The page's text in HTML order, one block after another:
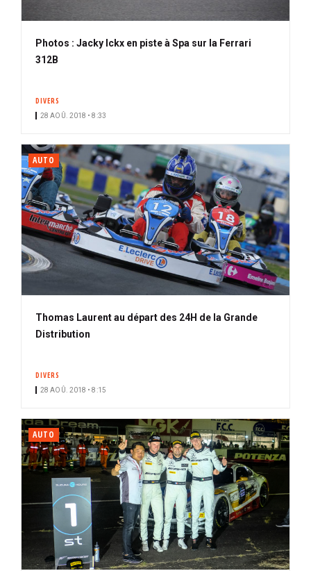
Photos : Jacky Ickx en piste à Spa sur la Ferrari
312B
DIVERS
28 AOÛ. 2018 • 8:33
AUTO
Thomas Laurent au départ des 24H de la Grande
Distribution
DIVERS
28 AOÛ. 2018 • 8:15
AUTO